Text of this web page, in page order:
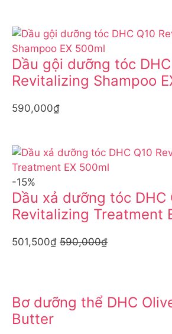
Dầu gội dưỡng tóc
Revitalizing Shampoo
590,000₫
-15%
Dầu xả dưỡng tóc DHC
Revitalizing Treatment
501,500₫ 590,000₫
Bơ dưỡng thể DHC
Butter